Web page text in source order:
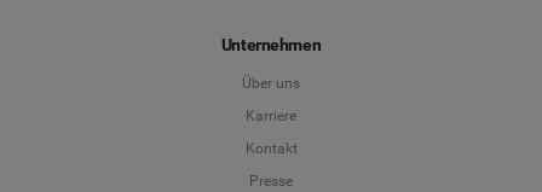
Unternehmen
Über uns
Karriere
Kontakt
Presse